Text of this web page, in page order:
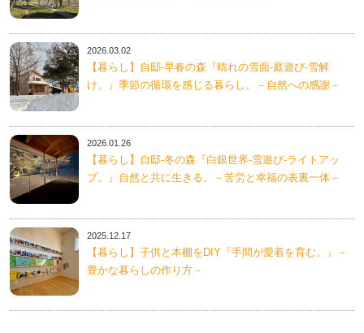
2026.03.02
【暮らし】自邸-早春の森『晴れの雪面-庭遊び-雪解
け。』季節の循環を感じる暮らし。－自然への感謝－
2026.01.26
【暮らし】自邸-冬の森『白銀世界-雪遊び-ライトアッ
プ。』自然と共に生きる。－苦労と幸福の表裏一体－
2025.12.17
【暮らし】子供と本棚をDIY『手間が愛着を育む。』－
豊かな暮らしの作り方－